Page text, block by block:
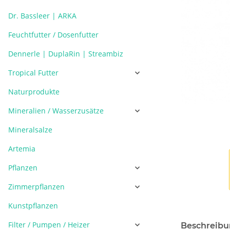
Dr. Bassleer | ARKA
Feuchtfutter / Dosenfutter
Dennerle | DuplaRin | Streambiz
Tropical Futter
Naturprodukte
Mineralien / Wasserzusätze
Mineralsalze
Artemia
Pflanzen
Zimmerpflanzen
Kunstpflanzen
Filter / Pumpen / Heizer